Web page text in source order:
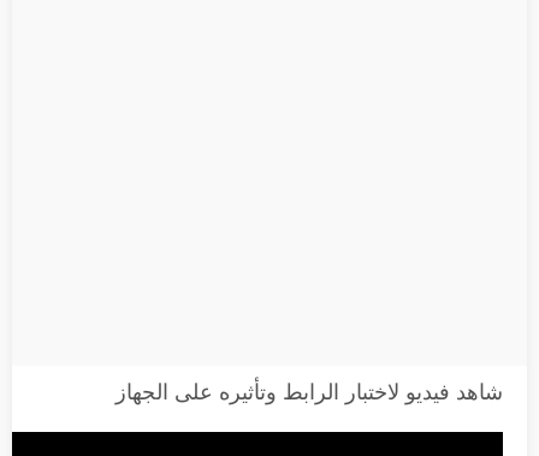
شاهد فيديو لاختبار الرابط وتأثيره على الجهاز